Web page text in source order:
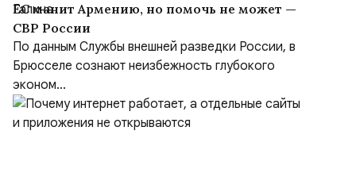
ЕС манит Армению, но помочь не может —
СВР России
По данным Службы внешней разведки России, в
Брюсселе сознают неизбежность глубокого
эконом...